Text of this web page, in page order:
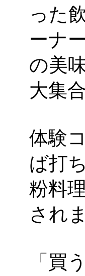
った
ーナ
の美
大集
体験
ば打
粉料
され
「買